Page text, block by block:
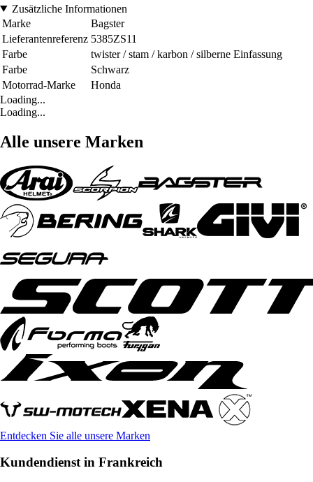
Zusätzliche Informationen
Marke
Bagster
Lieferantenreferenz 5385ZS11
Farbe
twister / stam / karbon / silberne Einfassung
Farbe
Schwarz
Motorrad-Marke
Honda
Loading...
Loading...
Alle unsere Marken
Entdecken Sie alle unsere Marken
Kundendienst in Frankreich